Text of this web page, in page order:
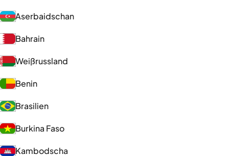
Aserbaidschan
Bahrain
Weißrussland
Benin
Brasilien
Burkina Faso
Kambodscha